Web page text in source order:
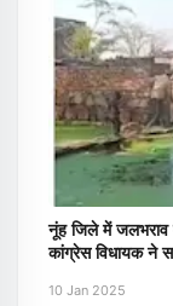
नूंह जिले में जलभराव
कांग्रेस विधायक ने
10 Jan 2025